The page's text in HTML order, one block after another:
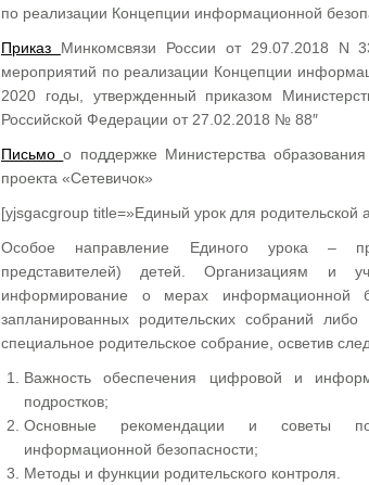
по реализации Концепции информационной
Приказ Минкомсвязи России от 29.07.2018 N
мероприятий по реализации Концепции
2020 годы, утвержденный приказом
Российской Федерации от 27.02.2018 № 88″
Письмоо поддержке Министерства
проекта «Сетевичок»
[yjsgacgroup title=»Единый урок для родительской
Особое направление Единого урока –
представителей) детей. Организациям и
информирование о мерах информационной
запланированных родительских собраний
специальное родительское собрание, осветив
Важность обеспечения цифровой и
подростков;
Основные рекомендации и советы по
информационной безопасности;
Методы и функции родительского контроля.